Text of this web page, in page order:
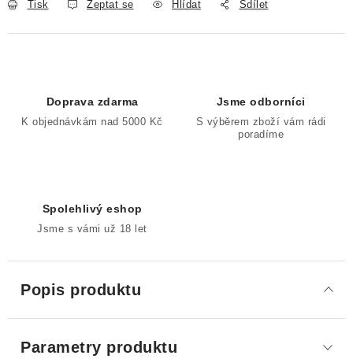
Tisk Zeptat se Hlídat Sdílet
Doprava zdarma
K objednávkám nad 5000 Kč
Jsme odborníci
S výběrem zboží vám rádi
poradíme
Spolehlivý eshop
Jsme s vámi už 18 let
Popis produktu
Parametry produktu